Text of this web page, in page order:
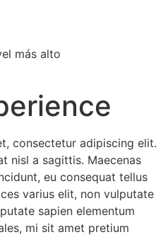
más alto
consectetur adipiscing elit.
nisl a sagittis. Maecenas
eu consequat tellus
varius elit, non vulputate
sapien elementum
mi sit amet pretium